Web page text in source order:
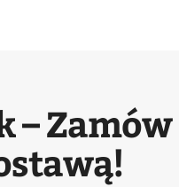
– Zamów